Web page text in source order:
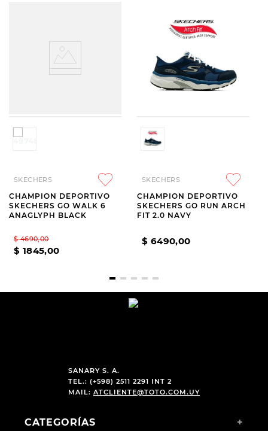
SKECHERS
CHAMPION DEPORTIVO
SKECHERS GO WALK 6
ANAGLYPH BLACK
$ 4690,00
$ 1845,00
SKECHERS
CHAMPION DEPORTIVO
SKECHERS GO RUN ARCH
FIT 2.0 NAVY
$ 6490,00
SANARY S. A.
TEL.: (+598) 2511 2291 INT 2
MAIL: ATCLIENTE@TOTO.COM.UY
CATEGORÍAS +